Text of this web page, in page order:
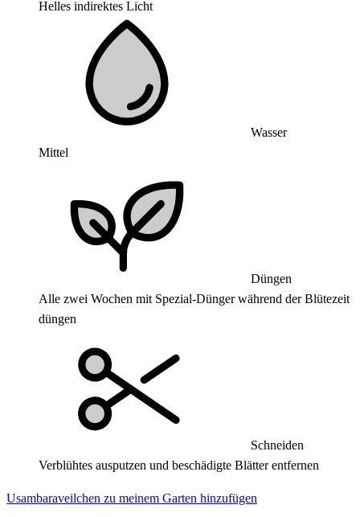
Helles indirektes Licht
Wasser
Mittel
Düngen
Alle zwei Wochen mit Spezial-Dünger während der Blütezeit
düngen
Schneiden
Verblühtes ausputzen und beschädigte Blätter entfernen
Usambaraveilchen zu meinem Garten hinzufügen